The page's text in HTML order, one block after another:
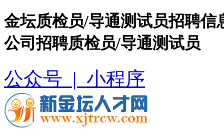
金坛质检员/导通测试员招聘
公司招聘质检员/导通测试员
公众号 | 小程序